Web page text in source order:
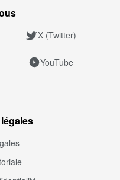
X (Twitter)
YouTube